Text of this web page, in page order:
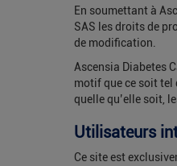
En soumettant à
SAS les droits de
de modification.
Ascensia Diabetes
motif que ce soit
quelle qu’elle soit,
Utilisateurs
Ce site est